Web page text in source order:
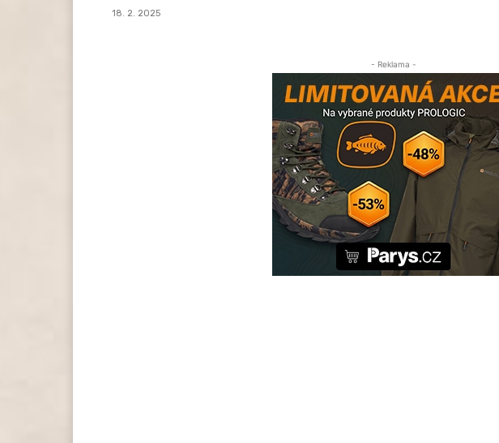
18. 2. 2025
- Reklama -